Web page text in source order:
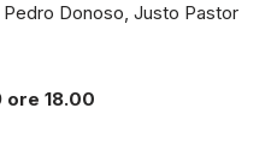
Donoso, Justo Pastor
ore 18.00